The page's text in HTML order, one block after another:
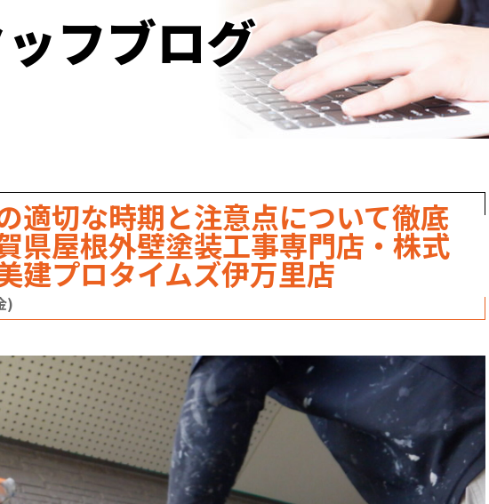
フブログ
適切な時期と注意点について徹底
県屋根外壁塗装工事専門店・株式
建プロタイムズ伊万里店
)